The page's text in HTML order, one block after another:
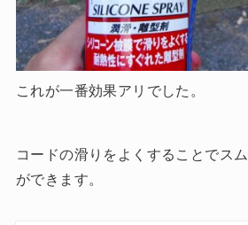
これが一番効果アリでした。
コードの滑りをよくすることでス
ができます。